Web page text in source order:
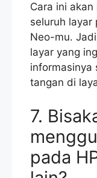
Cara ini
seluruh layar
Neo-mu.
layar yang
informasinya
tangan di
7.
pada